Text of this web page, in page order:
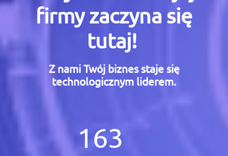
firmy zaczyna się
tutaj!
Z nami Twój biznes staje się
technologicznym liderem.
163